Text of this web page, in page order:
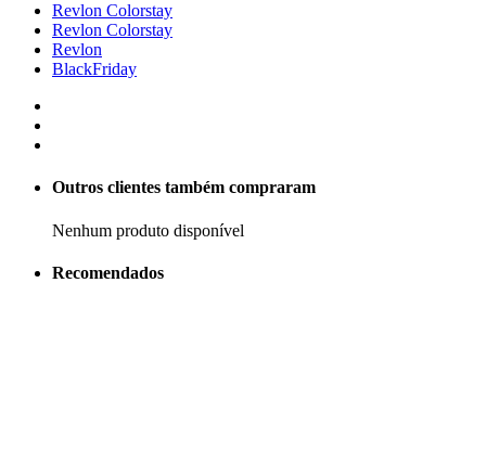
Revlon Colorstay
Revlon Colorstay
Revlon
BlackFriday
Outros clientes também compraram
Nenhum produto disponível
Recomendados